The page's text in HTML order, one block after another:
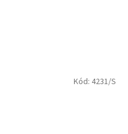
Kód: 4231/S